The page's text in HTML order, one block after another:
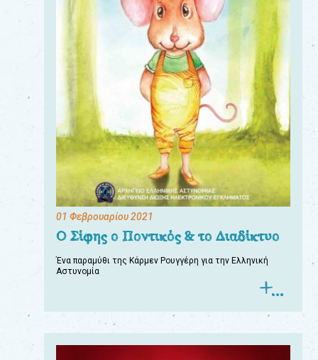
01 Φεβρουαρίου 2021
Ο Σίφης ο Ποντικός & το Διαδίκτυο
Ένα παραμύθι της Κάρμεν Ρουγγέρη για την Ελληνική
Αστυνομία